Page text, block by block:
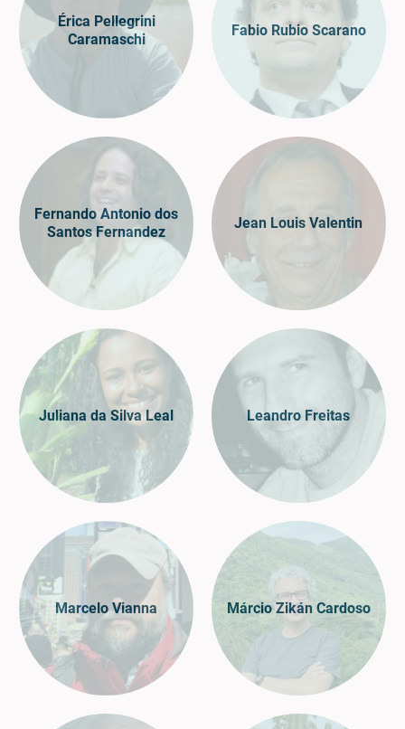
Érica Pellegrini
Caramaschi
Fabio Rubio Scarano
Fernando Antonio dos
Santos Fernandez
Jean Louis Valentin
Juliana da Silva Leal Leandro Freitas
Marcelo Vianna Márcio Zikán Cardoso